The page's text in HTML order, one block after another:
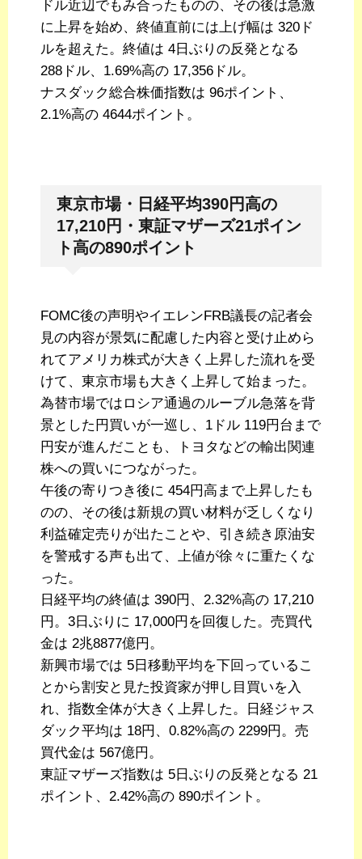
ドル近辺でもみ合ったものの、その後は急激
に上昇を始め、終値直前には上げ幅は 320ド
ルを超えた。終値は 4日ぶりの反発となる
288ドル、1.69%高の 17,356ドル。
ナスダック総合株価指数は 96ポイント、
2.1%高の 4644ポイント。
東京市場・日経平均390円高の
17,210円・東証マザーズ21ポイン
ト高の890ポイント
FOMC後の声明やイエレンFRB議長の記者会
見の内容が景気に配慮した内容と受け止めら
れてアメリカ株式が大きく上昇した流れを受
けて、東京市場も大きく上昇して始まった。
為替市場ではロシア通過のルーブル急落を背
景とした円買いが一巡し、1ドル 119円台まで
円安が進んだことも、トヨタなどの輸出関連
株への買いにつながった。
午後の寄りつき後に 454円高まで上昇したも
のの、その後は新規の買い材料が乏しくなり
利益確定売りが出たことや、引き続き原油安
を警戒する声も出て、上値が徐々に重たくな
った。
日経平均の終値は 390円、2.32%高の 17,210
円。3日ぶりに 17,000円を回復した。売買代
金は 2兆8877億円。
新興市場では 5日移動平均を下回っているこ
とから割安と見た投資家が押し目買いを入
れ、指数全体が大きく上昇した。日経ジャス
ダック平均は 18円、0.82%高の 2299円。売
買代金は 567億円。
東証マザーズ指数は 5日ぶりの反発となる 21
ポイント、2.42%高の 890ポイント。